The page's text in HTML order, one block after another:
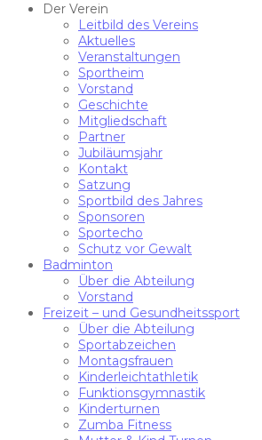
Der Verein
Leitbild des Vereins
Aktuelles
Veranstaltungen
Sportheim
Vorstand
Geschichte
Mitgliedschaft
Partner
Jubiläumsjahr
Kontakt
Satzung
Sportbild des Jahres
Sponsoren
Sportecho
Schutz vor Gewalt
Badminton
Über die Abteilung
Vorstand
Freizeit – und Gesundheitssport
Über die Abteilung
Sportabzeichen
Montagsfrauen
Kinderleichtathletik
Funktionsgymnastik
Kinderturnen
Zumba Fitness